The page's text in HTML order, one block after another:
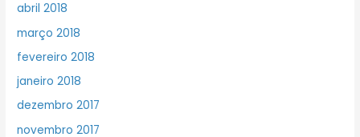
abril 2018
março 2018
fevereiro 2018
janeiro 2018
dezembro 2017
novembro 2017